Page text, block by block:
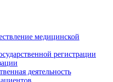
медицинской
регистрации
деятельность